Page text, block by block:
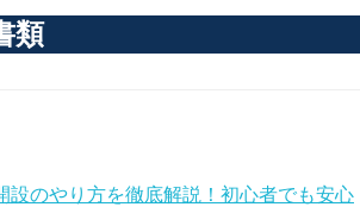
類
設のやり方を徹底解説！初心者でも安心